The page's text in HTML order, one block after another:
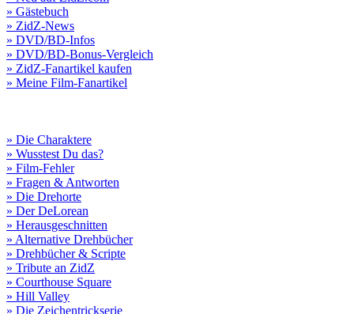
» Gästebuch
» ZidZ-News
» DVD/BD-Infos
» DVD/BD-Bonus-Vergleich
» ZidZ-Fanartikel kaufen
» Meine Film-Fanartikel
» Die Charaktere
» Wusstest Du das?
» Film-Fehler
» Fragen & Antworten
» Die Drehorte
» Der DeLorean
» Herausgeschnitten
» Alternative Drehbücher
» Drehbücher & Scripte
» Tribute an ZidZ
» Courthouse Square
» Hill Valley
» Die Zeichentrickserie